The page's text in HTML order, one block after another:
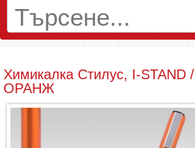
Химикалка Стилус, I-STAND /
ОРАНЖ